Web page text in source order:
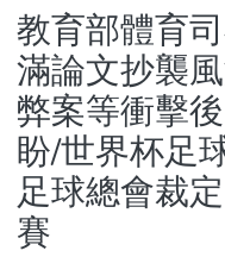
Statistics
教育部體育
滿論文抄襲
弊案等衝擊
盼/世界杯足
足球總會裁
賽